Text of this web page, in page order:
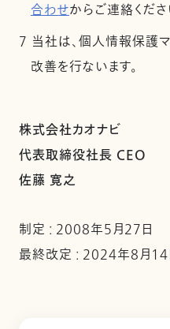
合わせからご連絡くださ
7 当社は、個人情報保護
改善を行ないます。
株式会社カオナビ
代表取締役社長 CEO
佐藤 寛之
制定 : 2008年5月27日
最終改定 : 2024年8月14